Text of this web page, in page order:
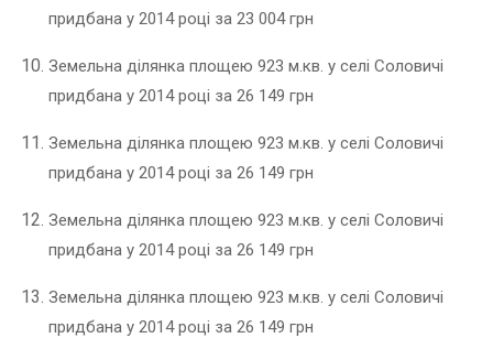
придбана у 2014 році за 23 004 грн
Земельна ділянка площею 923 м.кв. у селі Соловичі
придбана у 2014 році за 26 149 грн
Земельна ділянка площею 923 м.кв. у селі Соловичі
придбана у 2014 році за 26 149 грн
Земельна ділянка площею 923 м.кв. у селі Соловичі
придбана у 2014 році за 26 149 грн
Земельна ділянка площею 923 м.кв. у селі Соловичі
придбана у 2014 році за 26 149 грн